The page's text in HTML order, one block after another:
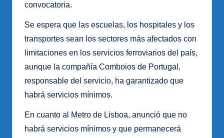
convocatoria.
Se espera que las escuelas, los hospitales y los
transportes sean los sectores más afectados con
limitaciones en los servicios ferroviarios del país,
aunque la compañía Comboios de Portugal,
responsable del servicio, ha garantizado que
habrá servicios mínimos.
En cuanto al Metro de Lisboa, anunció que no
habrá servicios mínimos y que permanecerá